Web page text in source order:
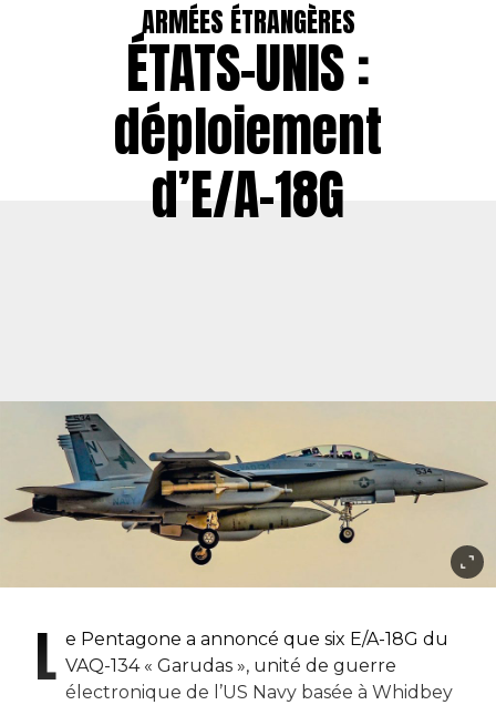
ARMÉES ÉTRANGÈRES
ÉTATS-UNIS :
déploiement
d’E/A-18G
L e Pentagone a annoncé que six E/A-18G du
VAQ-134 « Garudas », unité de guerre
électronique de l’US Navy basée à Whidbey